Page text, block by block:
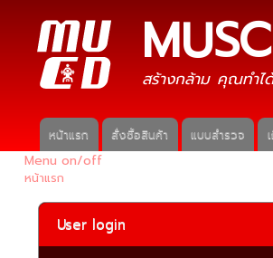
สร้างกล้าม คุณทำได้
Main menu
หน้าแรก สั่งซื้อสินค้า แบบสำรวจ
Menu on/off
หน้าแรก
User login